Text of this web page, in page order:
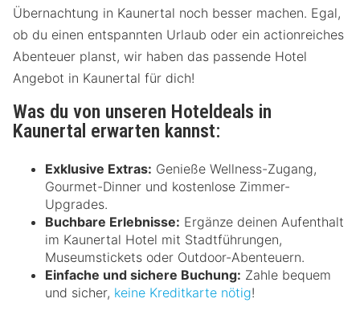
Übernachtung in Kaunertal noch besser machen. Egal,
ob du einen entspannten Urlaub oder ein actionreiches
Abenteuer planst, wir haben das passende Hotel
Angebot in Kaunertal für dich!
Was du von unseren Hoteldeals in
Kaunertal erwarten kannst:
Exklusive Extras: Genieße Wellness-Zugang,
Gourmet-Dinner und kostenlose Zimmer-
Upgrades.
Buchbare Erlebnisse: Ergänze deinen Aufenthalt
im Kaunertal Hotel mit Stadtführungen,
Museumstickets oder Outdoor-Abenteuern.
Einfache und sichere Buchung: Zahle bequem
und sicher, keine Kreditkarte nötig!